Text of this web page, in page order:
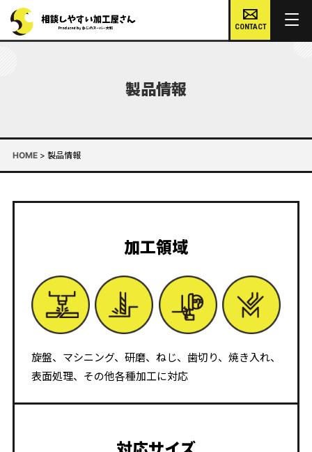
CONTACT
製品情報
HOME> 製品情報
加工領域
旋盤、マシニング、研磨、ねじ、歯切り、焼き入れ、
表面処理、その他各種加工に対応